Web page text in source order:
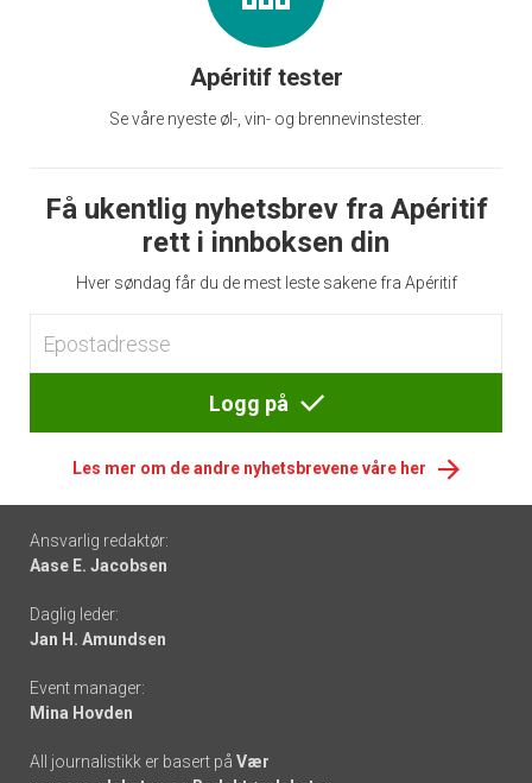
Apéritif tester
Se våre nyeste øl-, vin- og brennevinstester.
Få ukentlig nyhetsbrev fra Apéritif
rett i innboksen din
Hver søndag får du de mest leste sakene fra Apéritif
Logg på
Les mer om de andre nyhetsbrevene våre her
Footer
-
links
Ansvarlig redaktør:
Aase E. Jacobsen
Daglig leder:
Jan H. Amundsen
Event manager:
Mina Hovden
All journalistikk er basert på Vær